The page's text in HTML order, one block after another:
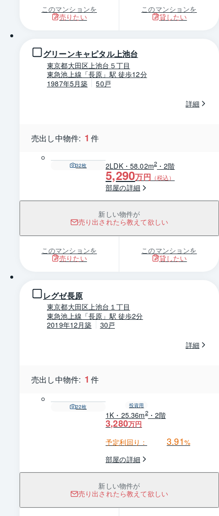
このマンションを
売りたい
このマンションを
貸したい
グリーンキャピタル上池台
東京都大田区上池台５丁目
東急池上線「長原」駅 徒歩12分
1987年5月築
50戸
詳細
売出し中物件: 1 件
32枚 2LDK・58.02m2 ・2階
5,290万円 （税込）
部屋の詳細
新しい物件が
売り出されたら教えて欲しい
このマンションを
売りたい
このマンションを
貸したい
レグゼ長原
東京都大田区上池台１丁目
東急池上線「長原」駅 徒歩2分
2019年12月築
30戸
詳細
売出し中物件: 1 件
22枚 投資用
1K・25.36m2・2階
3,280万円
予定利回り：
3.91%
部屋の詳細
新しい物件が
売り出されたら教えて欲しい